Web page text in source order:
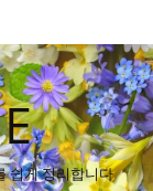
쉽게 정리합니다